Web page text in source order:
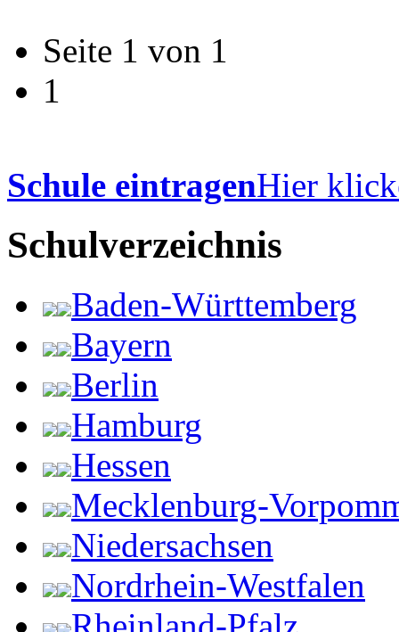
Seite 1 von 1
1
Schule eintragenHier
Schulverzeichnis
Baden-Württemberg
Bayern
Berlin
Hamburg
Hessen
Mecklenburg-
Niedersachsen
Nordrhein-Westfalen